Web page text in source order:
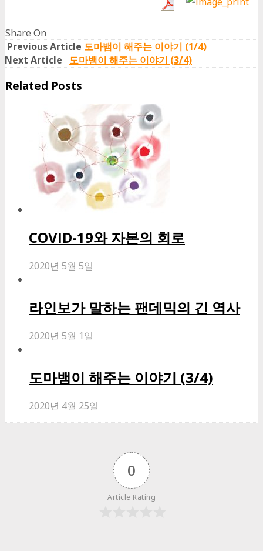
Share On
Share
on
Facebook
Share
on
Twitter
Share
on
Google+
Share
on
Whatsapp
Previous Article 도마뱀이 해주는 이야기 (1/4)
Next Article
도마뱀이 해주는 이야기 (3/4)
Related Posts
COVID-19와 자본의 회로
2020년 5월 5일
라인보가 말하는 팬데믹의 긴 역사
2020년 5월 1일
도마뱀이 해주는 이야기 (3/4)
2020년 4월 25일
0
Article Rating